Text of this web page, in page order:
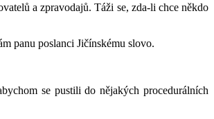
a zpravodajů. Táži se, zda-li chce někdo
panu poslanci Jičínskému slovo.
se pustili do nějakých procedurálních